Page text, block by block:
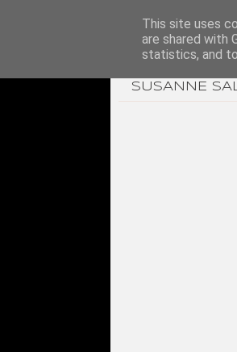
SUSANNE
This site uses
are shared with
statistics, and